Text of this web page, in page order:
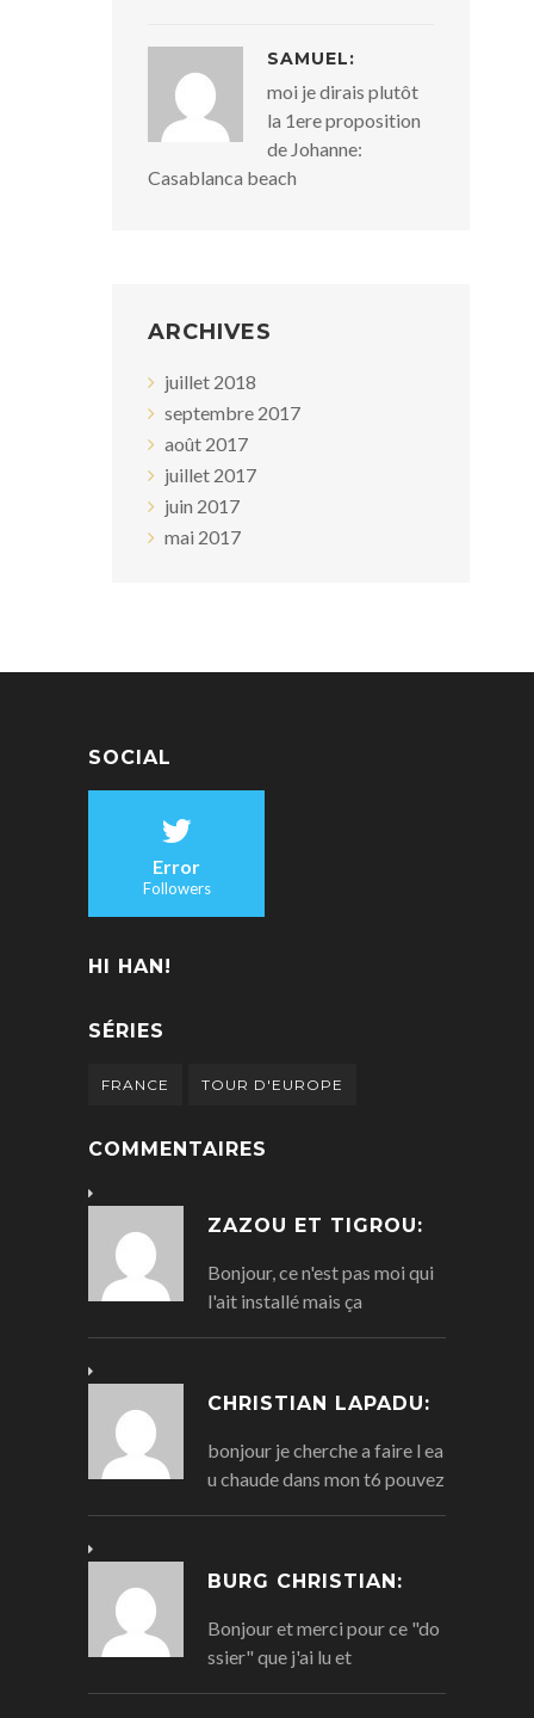
SAMUEL:
moi je dirais plutôt
la 1ere proposition
de Johanne:
Casablanca beach
ARCHIVES
juillet 2018
septembre 2017
août 2017
juillet 2017
juin 2017
mai 2017
SOCIAL
Error
Followers
HI HAN!
SÉRIES
FRANCE TOUR D'EUROPE
COMMENTAIRES
ZAZOU ET TIGROU:
Bonjour, ce n'est pas moi qui
l'ait installé mais ça
CHRISTIAN LAPADU:
bonjour je cherche a faire l ea
u chaude dans mon t6 pouvez
BURG CHRISTIAN:
Bonjour et merci pour ce "do
ssier" que j'ai lu et